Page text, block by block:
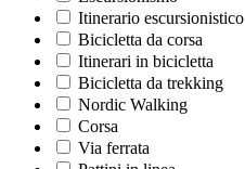
Itinerario escursionistico
Bicicletta da corsa
Itinerari in bicicletta
Bicicletta da trekking
Nordic Walking
Corsa
Via ferrata